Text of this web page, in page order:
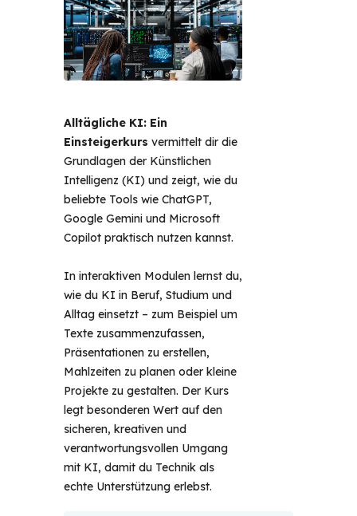
Alltägliche KI: Ein
Einsteigerkurs vermittelt dir die
Grundlagen der Künstlichen
Intelligenz (KI) und zeigt, wie du
beliebte Tools wie ChatGPT,
Google Gemini und Microsoft
Copilot praktisch nutzen kannst.
In interaktiven Modulen lernst du,
wie du KI in Beruf, Studium und
Alltag einsetzt – zum Beispiel um
Texte zusammenzufassen,
Präsentationen zu erstellen,
Mahlzeiten zu planen oder kleine
Projekte zu gestalten. Der Kurs
legt besonderen Wert auf den
sicheren, kreativen und
verantwortungsvollen Umgang
mit KI, damit du Technik als
echte Unterstützung erlebst.